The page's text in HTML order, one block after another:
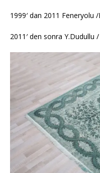
1999′ dan 2011 Feneryolu
2011′ den sonra Y.Dudullu